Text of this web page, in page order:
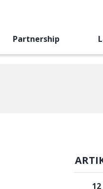
Partnership